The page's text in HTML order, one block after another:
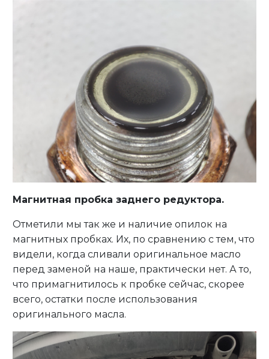
Магнитная пробка заднего редуктора.
Отметили мы так же и наличие опилок на
магнитных пробках. Их, по сравнению с тем, что
видели, когда сливали оригинальное масло
перед заменой на наше, практически нет. А то,
что примагнитилось к пробке сейчас, скорее
всего, остатки после использования
оригинального масла.